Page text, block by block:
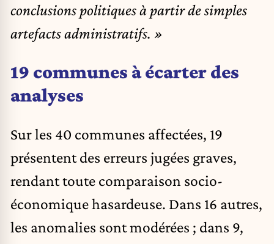
conclusions politiques à partir de simples
artefacts administratifs. »
19 communes à écarter des
analyses
Sur les 40 communes affectées, 19
présentent des erreurs jugées graves,
rendant toute comparaison socio-
économique hasardeuse. Dans 16 autres,
les anomalies sont modérées ; dans 9,